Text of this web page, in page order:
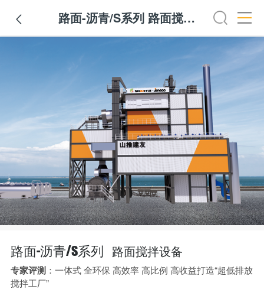
 路面-沥青/S系列 路面搅拌设备
路面-沥青/S系列 路面搅拌设备
专家评测：一体式 全环保 高效率 高比例 高收益打造“超低排放
搅拌工厂”